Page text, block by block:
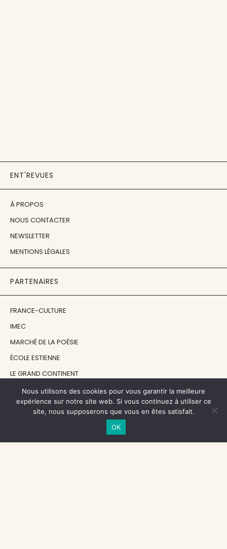
ENT'REVUES
À PROPOS
NOUS CONTACTER
NEWSLETTER
MENTIONS LÉGALES
PARTENAIRES
FRANCE-CULTURE
IMEC
MARCHÉ DE LA POÉSIE
ÉCOLE ESTIENNE
LE GRAND CONTINENT
DIACRITIK
EN ATTENDANT NADEAU
Nous utilisons des cookies pour vous garantir la meilleure
expérience sur notre site web. Si vous continuez à utiliser ce
site, nous supposerons que vous en êtes satisfait.
OK